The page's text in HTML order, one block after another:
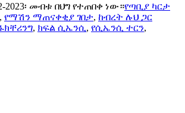
2023፡ መብቱ በህግ የተጠበቀ ነው።የጣቢያ ካርታ
, የማሽን ማጠናቀቂያ ገበታ, ከብረት ሉህ ጋር
, ክፍል ሲኤንሲ, የሲኤንሲ ተርን,